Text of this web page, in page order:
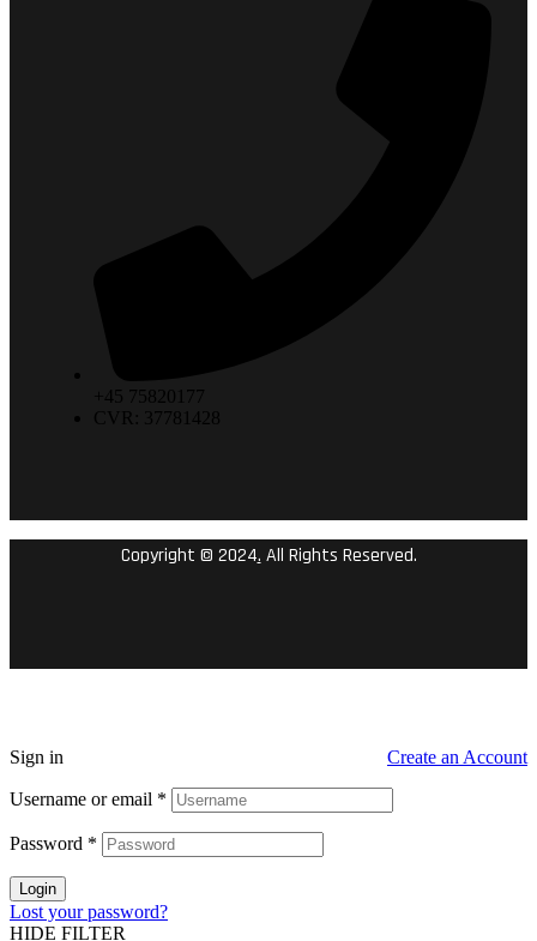
+45 75820177
CVR: 37781428
Copyright © 2024.All Rights Reserved.
Sign in Create an Account
Username or email *
Password *
Login
Lost your password?
HIDE FILTER